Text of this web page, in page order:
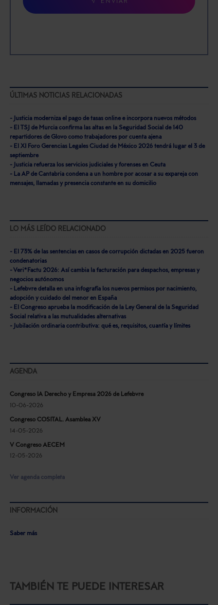
ENVIAR
ÚLTIMAS NOTICIAS RELACIONADAS
- Justicia moderniza el pago de tasas online e incorpora nuevos métodos
- El TSJ de Murcia confirma las altas en la Seguridad Social de 140
repartidores de Glovo como trabajadores por cuenta ajena
- El XI Foro Gerencias Legales Ciudad de México 2026 tendrá lugar el 3 de
septiembre
- Justicia refuerza los servicios judiciales y forenses en Ceuta
- La AP de Cantabria condena a un hombre por acosar a su expareja con
mensajes, llamadas y presencia constante en su domicilio
LO MÁS LEÍDO RELACIONADO
- El 73% de las sentencias en casos de corrupción dictadas en 2025 fueron
condenatorias
- Veri*Factu 2026: Así cambia la facturación para despachos, empresas y
negocios autónomos
- Lefebvre detalla en una infografía los nuevos permisos por nacimiento,
adopción y cuidado del menor en España
- El Congreso aprueba la modificación de la Ley General de la Seguridad
Social relativa a las mutualidades alternativas
- Jubilación ordinaria contributiva: qué es, requisitos, cuantía y límites
AGENDA
Congreso IA Derecho y Empresa 2026 de Lefebvre
10-06-2026
Congreso COSITAL. Asamblea XV
14-05-2026
V Congreso AECEM
12-05-2026
Ver agenda completa
INFORMACIÓN
Saber más
TAMBIÉN TE PUEDE INTERESAR